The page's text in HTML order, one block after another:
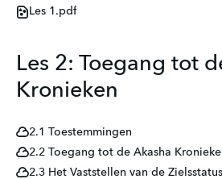
Les 1.pdf
Les 2: Toegang tot
Kronieken
2.1 Toestemmingen
2.3 Het Vaststellen van de Zielsstatus